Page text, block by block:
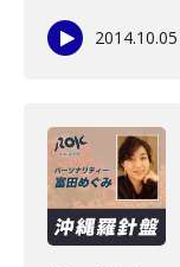
2014.10.05